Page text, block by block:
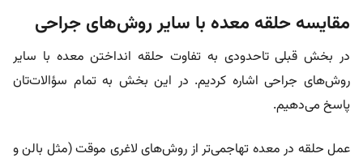
مقایسه حلقه معده با سایر روش‌های جراحی
در بخش قبلی تاحدودی به تفاوت حلقه انداختن معده با سایر
روش‌های جراحی اشاره کردیم. در این بخش به تمام سؤالات‌تان
پاسخ می‌دهیم.
عمل حلقه در معده تهاجمی‌تر از روش‌های لاغری موقت (مثل بالن و